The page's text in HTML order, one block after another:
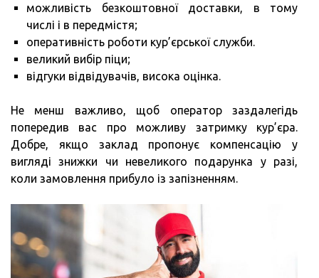
можливість безкоштовної доставки, в тому
числі і в передмістя;
оперативність роботи кур’єрської служби.
великий вибір піци;
відгуки відвідувачів, висока оцінка.
Не менш важливо, щоб оператор заздалегідь
попередив вас про можливу затримку кур’єра.
Добре, якщо заклад пропонує компенсацію у
вигляді знижки чи невеликого подарунка у разі,
коли замовлення прибуло із запізненням.